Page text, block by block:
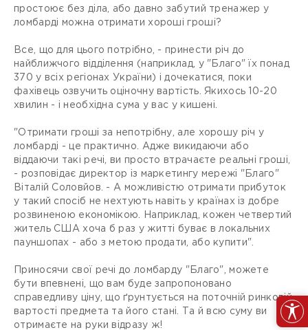
простоює без діла, або давно забутий тренажер у
ломбарді можна отримати хороші гроші?
Все, що для цього потрібно, - принести річ до
найближчого відділення (наприклад, у "Благо" їх понад
370 у всіх регіонах України) і дочекатися, поки
фахівець озвучить оціночну вартість. Якихось 10-20
хвилин - і необхідна сума у ​​вас у кишені.
"Отримати гроші за непотрібну, але хорошу річ у
ломбарді - це практично. Адже викидаючи або
віддаючи такі речі, ви просто втрачаєте реальні гроші,
- розповідає директор із маркетингу мережі "Благо"
Віталій Соловйов. - А можливістю отримати прибуток
у такий спосіб не нехтують навіть у країнах із добре
розвиненою економікою. Наприклад, кожен четвертий
житель США хоча б раз у житті буває в локальних
пауншопах - або з метою продати, або купити".
Приносячи свої речі до ломбарду "Благо", можете
бути впевнені, що вам буде запропоновано
справедливу ціну, що ґрунтується на поточній ринковій
вартості предмета та його стані. Та й всю суму ви
отримаєте на руки відразу ж!